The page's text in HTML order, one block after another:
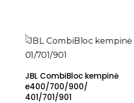
JBL CombiBloc kempinė
e400/700/900/
401/701/901